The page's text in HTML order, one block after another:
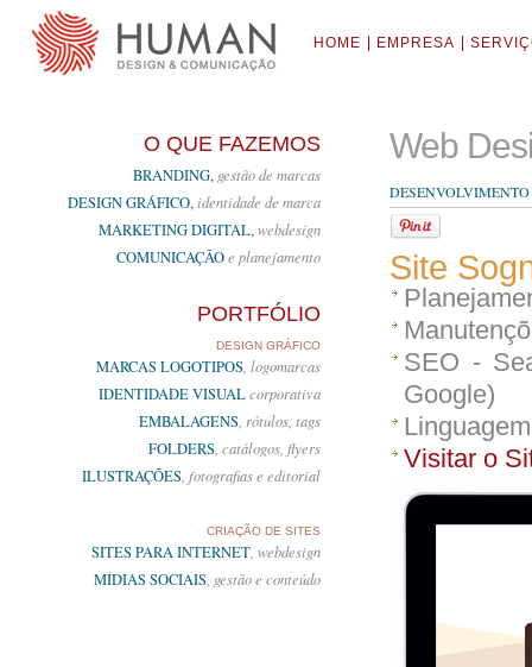
HOME EMPRESA
Web
Site
SEO -
Google)
Visitar o
O QUE FAZEMOS
BRANDING, gestão de marcas
DESIGN GRÁFICO,identidade de marca
MARKETING DIGITAL,webdesign
COMUNICAÇÃOe planejamento
PORTFÓLIO
DESIGN GRÁFICO
MARCAS LOGOTIPOS , logomarcas
IDENTIDADE VISUALcorporativa
EMBALAGENS , rótulos, tags
FOLDERS , catálogos, flyers
ILUSTRAÇÕES , fotografias e editorial
CRIAÇÃO DE SITES
SITES PARA INTERNET , webdesign
MÍDIAS SOCIAIS , gestão e conteúdo